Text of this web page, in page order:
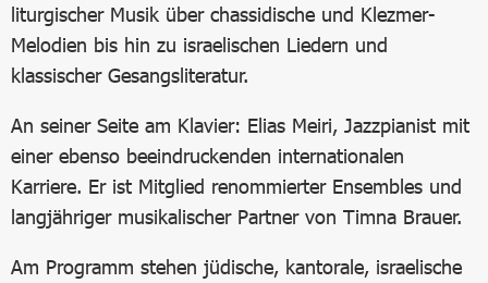
liturgischer Musik über chassidische und Klezmer-
Melodien bis hin zu israelischen Liedern und
klassischer Gesangsliteratur.
An seiner Seite am Klavier: Elias Meiri, Jazzpianist mit
einer ebenso beeindruckenden internationalen
Karriere. Er ist Mitglied renommierter Ensembles und
langjähriger musikalischer Partner von Timna Brauer.
Am Programm stehen jüdische, kantorale, israelische